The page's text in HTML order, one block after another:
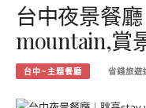
台中夜景餐
mountain,賞
台中~主題餐廳 省錢旅遊